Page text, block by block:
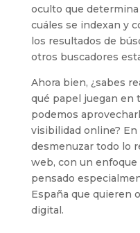
oculto que
cuáles se indexan y
los resultados de
otros buscadores
Ahora bien, ¿sabes
qué papel juegan en
podemos
visibilidad online?
desmenuzar todo lo
web, con un enfoque
pensado
España que quieren
digital.